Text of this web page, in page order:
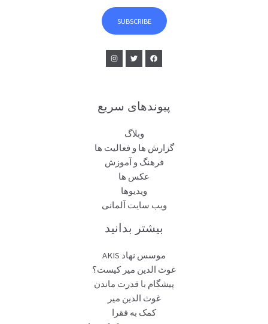
SUBSCRIBE
پیوندهای سریع
وبلاگ
گزارش ها و فعالیت ها
فرهنگ و آموزش
عکس ها
ویدیوها
ویب سایت آلمانی
بیشتر بدانید
موسس نهاد AKIS
غوث الدین میر کیست؟
پیشگام با قدرت ماندن
غوث الدین میر
کمک به فقرا